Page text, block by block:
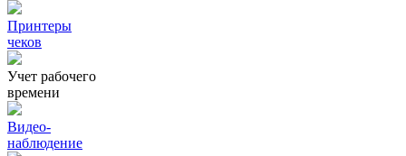
Принтеры
чеков
Учет рабочего
времени
Видео‑
наблюдение